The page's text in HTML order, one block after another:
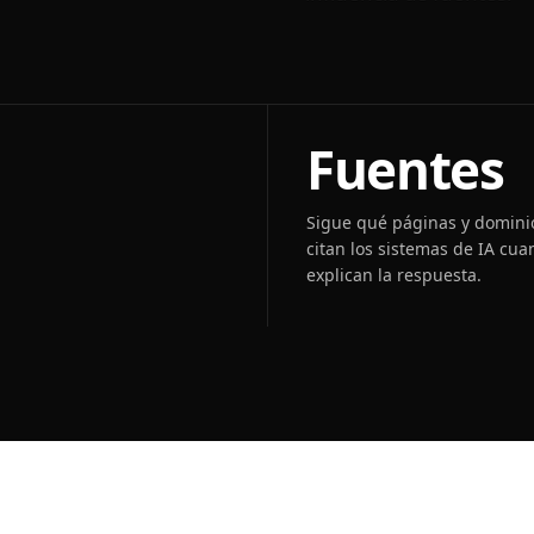
Fuentes
Sigue qué páginas y
citan los sistemas de IA
explican la respuesta.